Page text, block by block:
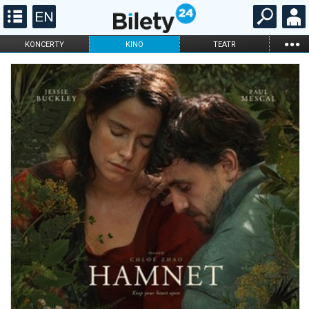
KONCERTY KINO TEATR ...
FILHARMONIA OPERA I BALET
STAND-UP
DLA DZIECI
ONLINE KARNETY